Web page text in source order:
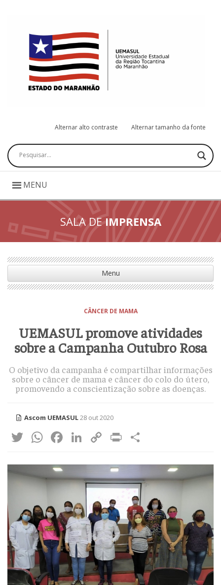
Alternar alto contraste Alternar tamanho da fonte
Pesquisar
MENU
SALA DEIMPRENSA
Menu
CÂNCER DE MAMA
UEMASUL promove atividades
sobre a Campanha Outubro Rosa
O objetivo da campanha é compartilhar informações
sobre o câncer de mama e câncer do colo do útero,
promovendo a conscientização sobre as doenças.
Ascom UEMASUL 28 out 2020
Twitter
WhatsApp
Facebook
LinkedIn
CopyPrint